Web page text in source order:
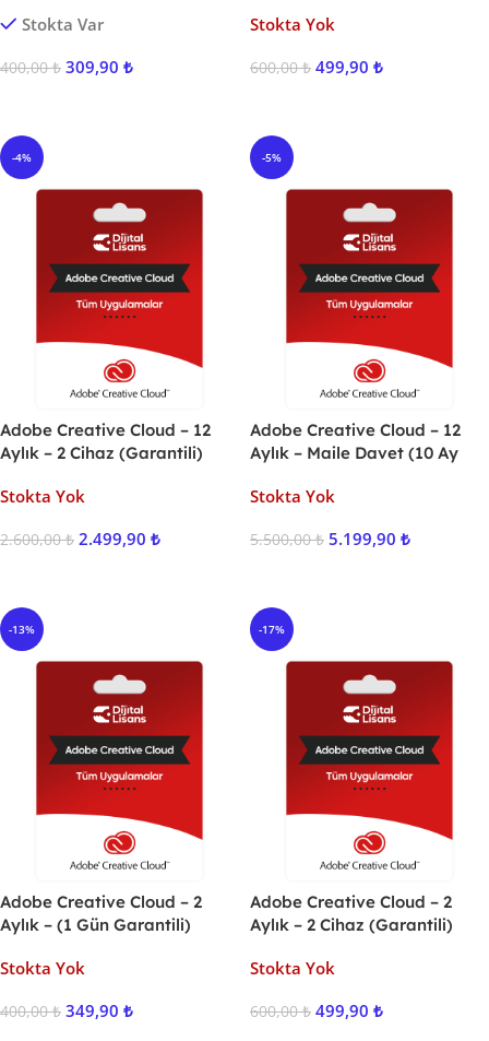
Stokta Var
400,00₺ 309,90 ₺
Stokta Yok
600,00₺ 499,90 ₺
-4%
Adobe Creative Cloud – 12
Aylık – 2 Cihaz (Garantili)
Stokta Yok
2.600,00₺ 2.499,90 ₺
-5%
Adobe Creative Cloud – 12
Aylık – Maile Davet (10 Ay
Stokta Yok
5.500,00₺ 5.199,90 ₺
-13%
Adobe Creative Cloud – 2
Aylık – (1 Gün Garantili)
Stokta Yok
400,00₺ 349,90 ₺
-17%
Adobe Creative Cloud – 2
Aylık – 2 Cihaz (Garantili)
Stokta Yok
600,00₺ 499,90 ₺